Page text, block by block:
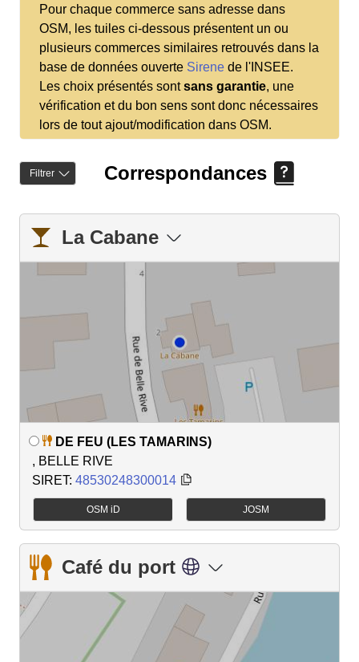
Pour chaque commerce sans adresse dans
OSM, les tuiles ci-dessous présentent un ou
plusieurs commerces similaires retrouvés dans la
base de données ouverte Sirene de l'INSEE.
Les choix présentés sontsans garantie, une
vérification et du bon sens sont donc nécessaires
lors de tout ajout/modification dans OSM.
Filtrer Correspondances
La Cabane
DE FEU (LES TAMARINS)
, BELLE RIVE
SIRET: 48530248300014
OSM iD JOSM
Café du port